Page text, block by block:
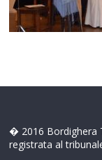
� 2016 Bordighera
registrata al